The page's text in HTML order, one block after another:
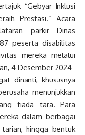
“Gebyar Inklusi
Prestasi.” Acara
parkir Dinas
peserta disabilitas
mereka melalui
4 Desember 2024
dinanti, khususnya
menunjukkan
tiada tara. Para
dalam berbagai
hingga bentuk